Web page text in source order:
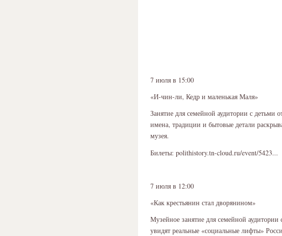
7 июля в 15:00
«И-чин-ли, Кедр и маленькая Маля»
Занятие для семейной аудитории с
имена, традиции и бытовые детали
музея.
Билеты: polithistory.tn-cloud.ru/event/5423...
7 июля в 12:00
«Как крестьянин стал дворянином»
Музейное занятие для семейной
увидят реальные «социальные лифты»